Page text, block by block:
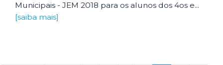
Municipais - JEM 2018 para os alunos dos 4os e...
[saiba mais]